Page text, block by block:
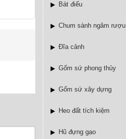
Bát điếu
Chum sành ngâm rượu
Đĩa cảnh
Gốm sứ phong thủy
Gốm sứ xây dựng
Heo đất tích kiệm
Hũ đựng gạo